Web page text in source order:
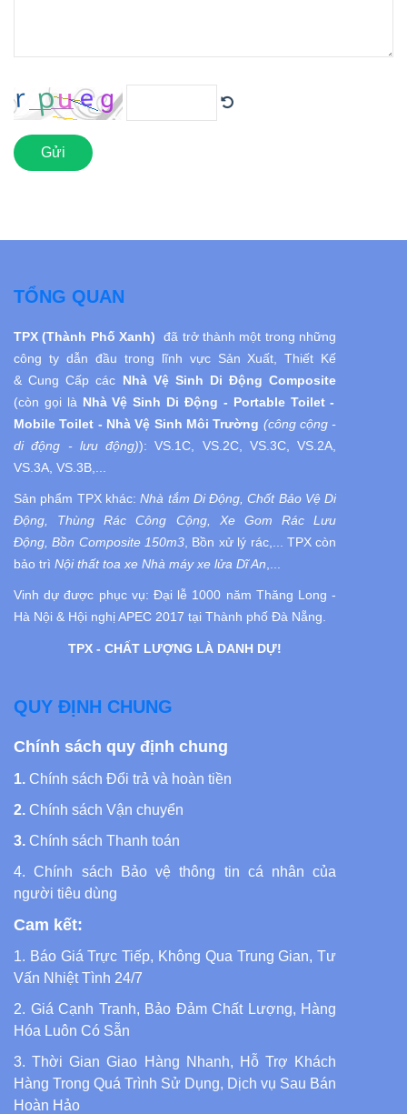
Gửi
TỔNG QUAN
TPX (Thành Phố Xanh) đã trở thành một trong những
công ty dẫn đầu trong lĩnh vực Sản Xuất, Thiết Kế
& Cung Cấp các Nhà Vệ Sinh Di Động Composite
(còn gọi là Nhà Vệ Sinh Di Động - Portable Toilet -
Mobile Toilet - Nhà Vệ Sinh Môi Trường (công cộng -
di động - lưu động)): VS.1C, VS.2C, VS.3C, VS.2A,
VS.3A, VS.3B,...
Sản phẩm TPX khác:Nhà tắm Di Động, Chốt Bảo Vệ Di
Động, Thùng Rác Công Cộng, Xe Gom Rác Lưu
Động, Bồn Composite 150m3 , Bồn xử lý rác,... TPX còn
bảo trì Nội thất toa xe Nhà máy xe lửa Dĩ An
Vinh dự được phục vụ:Đại lễ 1000 năm Thăng Long -
Hà Nội & Hội nghị APEC 2017 tại Thành phố Đà Nẵng.
TPX - CHẤT LƯỢNG LÀ DANH DỰ!
QUY ĐỊNH CHUNG
Chính sách quy định chung
1. Chính sách Đổi trả và hoàn tiền
2. Chính sách Vận chuyển
3. Chính sách Thanh toán
4. Chính sách Bảo vệ thông tin cá nhân của
người tiêu dùng
Cam kết:
1. Báo Giá Trực Tiếp, Không Qua Trung Gian, Tư
Vấn Nhiệt Tình 24/7
2. Giá Cạnh Tranh, Bảo Đảm Chất Lượng, Hàng
Hóa Luôn Có Sẵn
3. Thời Gian Giao Hàng Nhanh, Hỗ Trợ Khách
Hàng Trong Quá Trình Sử Dụng, Dịch vụ Sau Bán
Hoàn Hảo